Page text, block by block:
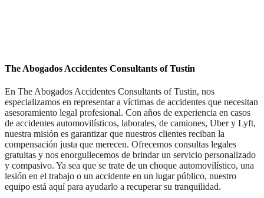
The Abogados Accidentes Consultants of Tustin
En The Abogados Accidentes Consultants of Tustin, nos
especializamos en representar a víctimas de accidentes que necesitan
asesoramiento legal profesional. Con años de experiencia en casos
de accidentes automovilísticos, laborales, de camiones, Uber y Lyft,
nuestra misión es garantizar que nuestros clientes reciban la
compensación justa que merecen. Ofrecemos consultas legales
gratuitas y nos enorgullecemos de brindar un servicio personalizado
y compasivo. Ya sea que se trate de un choque automovilístico, una
lesión en el trabajo o un accidente en un lugar público, nuestro
equipo está aquí para ayudarlo a recuperar su tranquilidad.